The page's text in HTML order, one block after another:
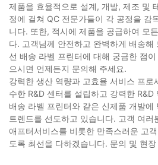
제품을 효율적으로 설계, 개발, 제조 및
정에 걸쳐 QC 전문가들이 각 공정을 감
니다. 또한, 적시에 제품을 공급하여 모
다. 고객님께 안전하고 완벽하게 배송해
선 배송 라벨 프린터에 대해 궁금한 점
으시면 언제든지 문의해 주세요.
강력한 생산 역량과 고효율 서비스 프로
수한 R&D 센터를 설립하고 강력한 R&D
배송 라벨 프린터와 같은 신제품 개발에
트렌드를 선도하고 있습니다. 고객 여
애프터서비스를 비롯한 만족스러운 고
도록 최선을 다하겠습니다. 문의 및 현